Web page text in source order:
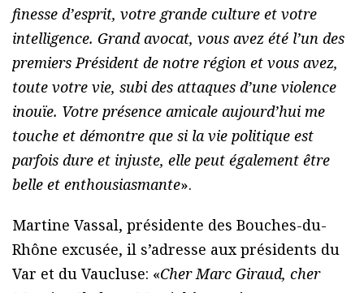
finesse d’esprit, votre grande culture et votre
intelligence. Grand avocat, vous avez été l’un des
premiers Président de notre région et vous avez,
toute votre vie, subi des attaques d’une violence
inouïe. Votre présence amicale aujourd’hui me
touche et démontre que si la vie politique est
parfois dure et injuste, elle peut également être
belle et enthousiasmante».
Martine Vassal, présidente des Bouches-du-
Rhône excusée, il s’adresse aux présidents du
Var et du Vaucluse: «Cher Marc Giraud, cher